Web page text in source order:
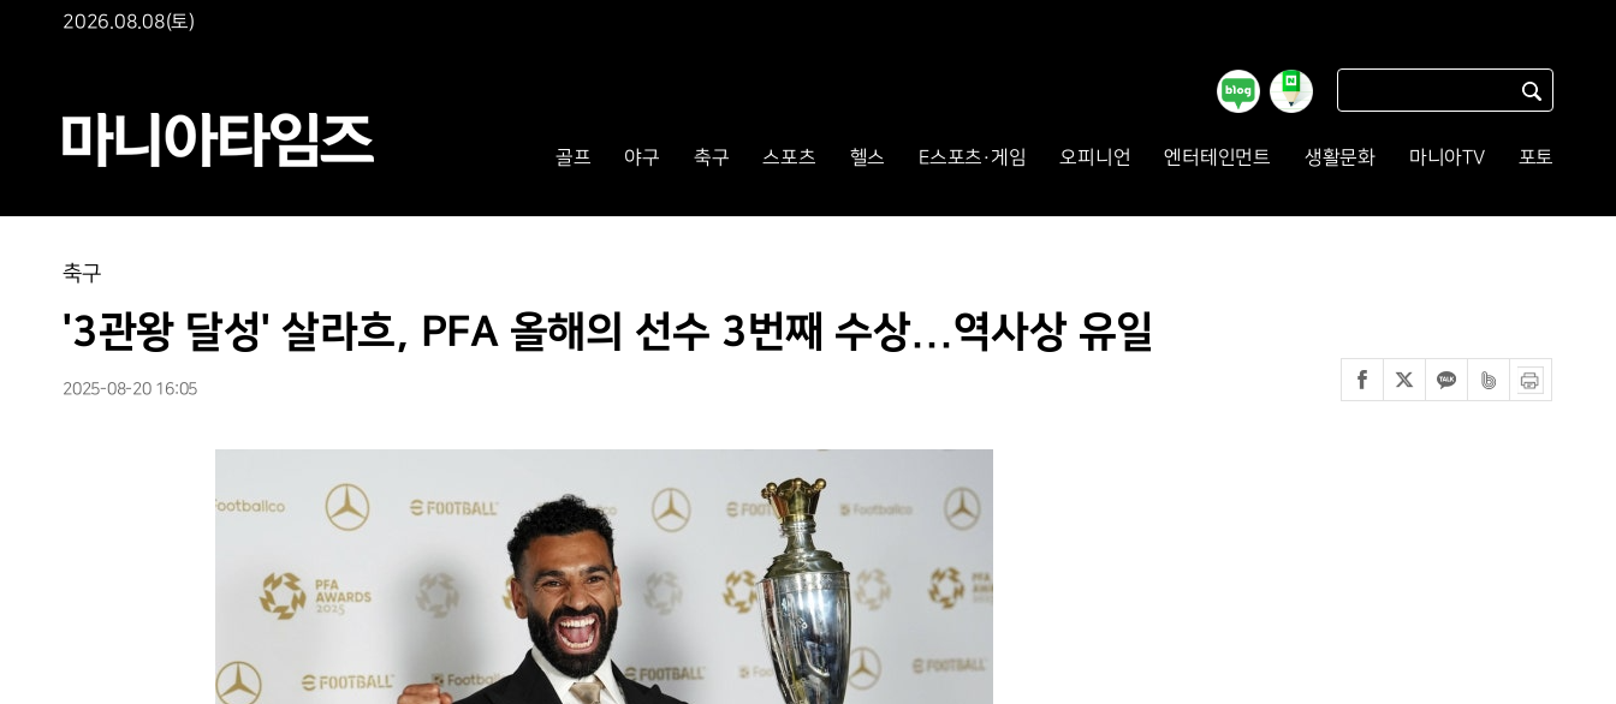
2026.08.08(토)
골프 야구 축구 스포츠 헬스 E스포츠·게임 오피니언 엔터테인먼트 생활문화 마니아TV 포토
축구
'3관왕 달성' 살라흐, PFA 올해의 선수 3번째 수상...역사상 유일
2025-08-20 16:05